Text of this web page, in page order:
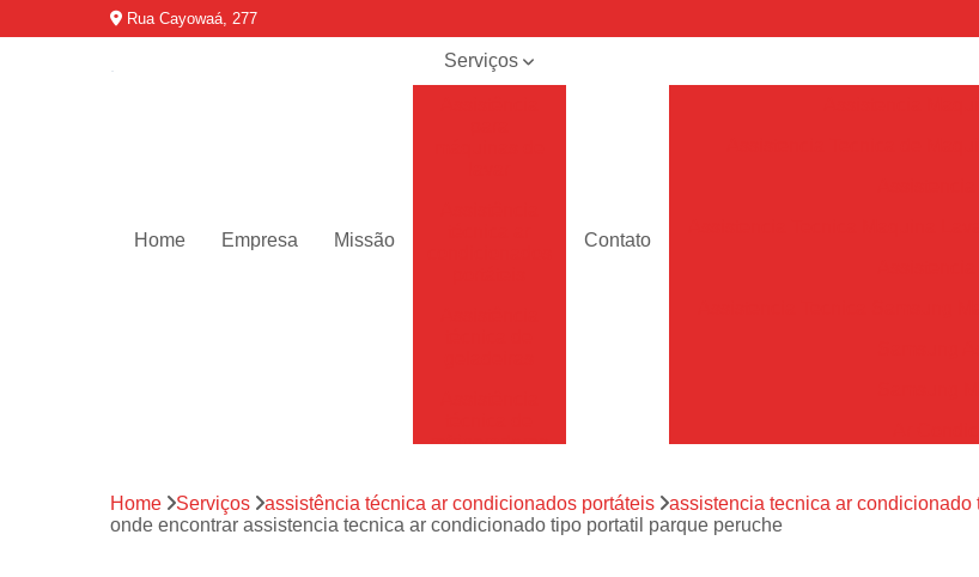
Rua Cayowaá, 277
Home Empresa Missão
Serviços
refrigeradores
técnica de
secadoras
Contato
Home Serviços assistência técnica ar condicionados portáteis
assistencia tecnica ar condicionado
onde encontrar assistencia tecnica ar condicionado tipo portatil parque peruche